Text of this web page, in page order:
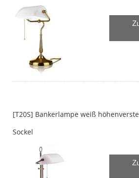
[T20S] Bankerlampe weiß
Sockel